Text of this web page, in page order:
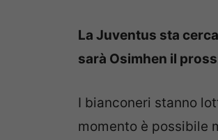
La Juventus sta
sarà Osimhen il
I bianconeri stanno
momento è possibile